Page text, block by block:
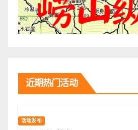
近期热门活动
活动发布